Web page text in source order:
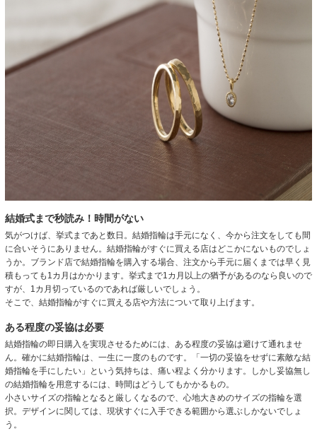
結婚式まで秒読み！時間がない
気がつけば、挙式まであと数日。結婚指輪は手元になく、今から注文をしても間
に合いそうにありません。結婚指輪がすぐに買える店はどこかにないものでしょ
うか。ブランド店で結婚指輪を購入する場合、注文から手元に届くまでは早く見
積もっても1カ月はかかります。挙式まで1カ月以上の猶予があるのなら良いので
すが、1カ月切っているのであれば厳しいでしょう。
そこで、結婚指輪がすぐに買える店や方法について取り上げます。
ある程度の妥協は必要
結婚指輪の即日購入を実現させるためには、ある程度の妥協は避けて通れませ
ん。確かに結婚指輪は、一生に一度のものです。「一切の妥協をせずに素敵な結
婚指輪を手にしたい」という気持ちは、痛い程よく分かります。しかし妥協無し
の結婚指輪を用意するには、時間はどうしてもかかるもの。
小さいサイズの指輪となると厳しくなるので、心地大きめのサイズの指輪を選
択。デザインに関しては、現状すぐに入手できる範囲から選ぶしかないでしょ
う。